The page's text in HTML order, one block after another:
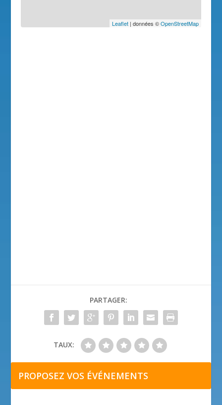
Leaflet| données ©OpenStreetMap
PARTAGER:
TAUX:
PROPOSEZ VOS ÉVÉNEMENTS